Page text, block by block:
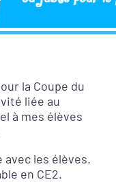
la Coupe du
liée au
à mes élèves
avec les élèves.
en CE2.